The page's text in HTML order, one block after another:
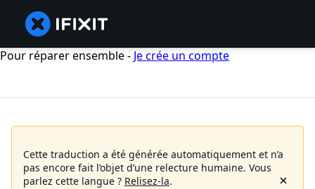
Pour réparer ensemble - Je crée un compte
Cette traduction a été générée automatiquement et n’a
pas encore fait l’objet d’une relecture humaine. Vous
parlez cette langue ? Relisez-la.